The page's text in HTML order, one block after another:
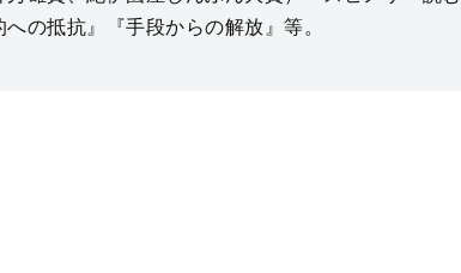
の抵抗』『手段からの解放』等。